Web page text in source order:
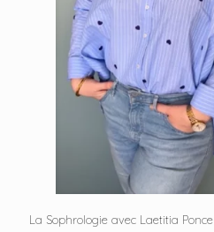
La Sophrologie avec Laetitia Ponce